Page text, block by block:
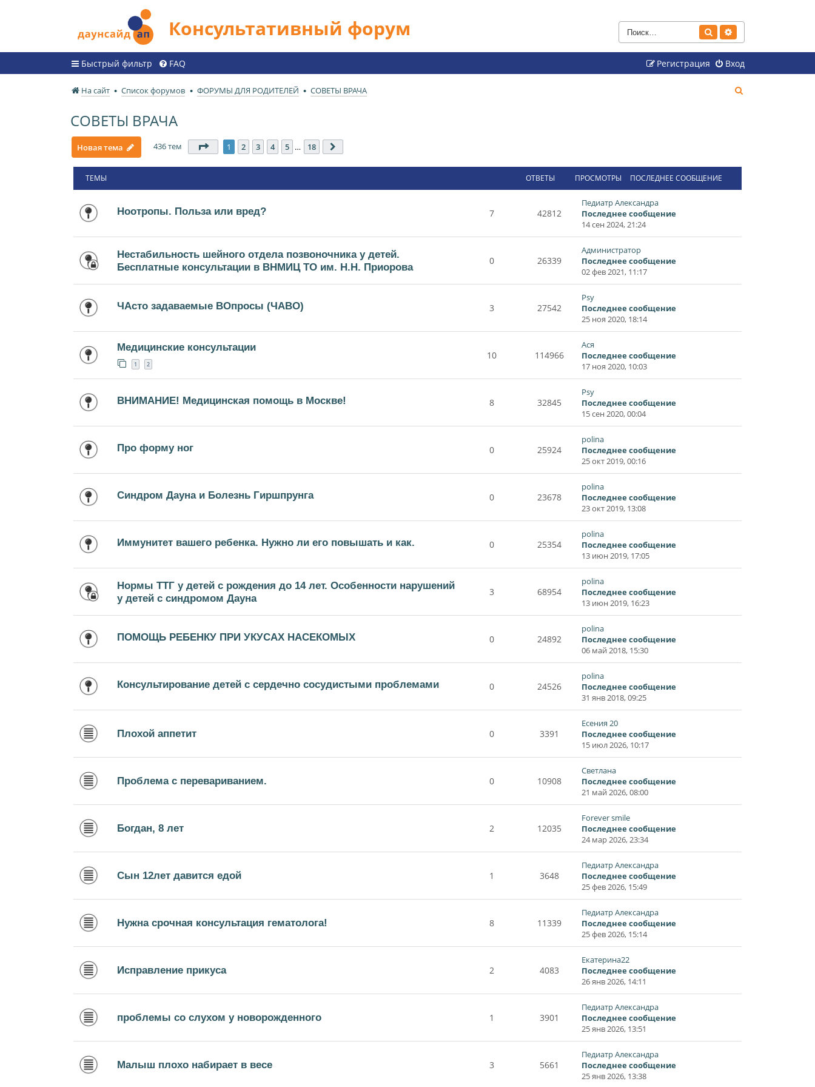
Консультативный форум Поиск
Быстрый фильтр FAQ Вход
Регистрация
На сайт Список форумов ФОРУМЫ ДЛЯ РОДИТЕЛЕЙ СОВЕТЫ ВРАЧА
СОВЕТЫ ВРАЧА
Новая тема 436 тем Страница из 18
1 2 3 4 5 … 18
ТЕМЫ ОТВЕТЫ ПРОСМОТРЫ ПОСЛЕДНЕЕ СООБЩЕНИЕ
Ноотропы. Польза или вред? 7 42812
Педиатр Александра
Последнее сообщение
14 сен 2024, 21:24
Нестабильность шейного отдела позвоночника у детей.
Бесплатные консультации в ВНМИЦ ТО им. Н.Н. Приорова
0 26339
Администратор
Последнее сообщение
02 фев 2021, 11:17
ЧАсто задаваемые ВОпросы (ЧАВО) 3 27542
Psy
Последнее сообщение
25 ноя 2020, 18:14
Медицинские консультации
1 2
10 114966
Ася
Последнее сообщение
17 ноя 2020, 10:03
ВНИМАНИЕ! Медицинская помощь в Москве! 8 32845
Psy
Последнее сообщение
15 сен 2020, 00:04
Про форму ног 0 25924
polina
Последнее сообщение
25 окт 2019, 00:16
Синдром Дауна и Болезнь Гиршпрунга 0 23678
polina
Последнее сообщение
23 окт 2019, 13:08
Иммунитет вашего ребенка. Нужно ли его повышать и как. 0 25354
polina
Последнее сообщение
13 июн 2019, 17:05
Нормы ТТГ у детей с рождения до 14 лет. Особенности нарушений
у детей с синдромом Дауна
3 68954
polina
Последнее сообщение
13 июн 2019, 16:23
ПОМОЩЬ РЕБЕНКУ ПРИ УКУСАХ НАСЕКОМЫХ 0 24892
polina
Последнее сообщение
06 май 2018, 15:30
Консультирование детей с сердечно сосудистыми проблемами 0 24526
polina
Последнее сообщение
31 янв 2018, 09:25
Плохой аппетит 0 3391
Есения 20
Последнее сообщение
15 июл 2026, 10:17
Проблема с перевариванием. 0 10908
Светлана
Последнее сообщение
21 май 2026, 08:00
Богдан, 8 лет 2 12035
Forever smile
Последнее сообщение
24 мар 2026, 23:34
Сын 12лет давится едой 1 3648
Педиатр Александра
Последнее сообщение
25 фев 2026, 15:49
Нужна срочная консультация гематолога! 8 11339
Педиатр Александра
Последнее сообщение
25 фев 2026, 15:14
Исправление прикуса 2 4083
Екатерина22
Последнее сообщение
26 янв 2026, 14:11
проблемы со слухом у новорожденного 1 3901
Педиатр Александра
Последнее сообщение
25 янв 2026, 13:51
Малыш плохо набирает в весе 3 5661
Педиатр Александра
Последнее сообщение
25 янв 2026, 13:38